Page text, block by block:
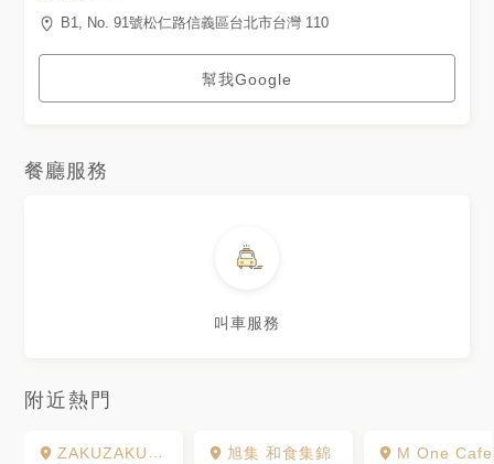
B1, No. 91號松仁路信義區台北市台灣 110
幫我Google
餐廳服務
叫車服務
附近熱門
ZAKUZAKU棒棒泡芙 台北店 旭集 和食集錦 M One Cafe A11館